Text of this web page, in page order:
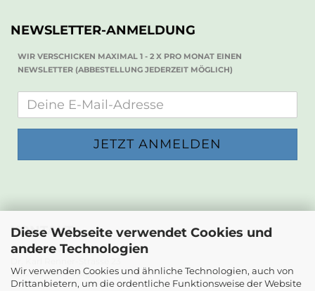
Diese Webseite verwendet Cookies und
andere Technologien
Wir verwenden Cookies und ähnliche Technologien, auch von
Drittanbietern, um die ordentliche Funktionsweise der Website
NEWSLETTER-ANMELDUNG
WIR VERSCHICKEN MAXIMAL 1 - 2 X PRO MONAT EINEN
NEWSLETTER (ABBESTELLUNG JEDERZEIT MÖGLICH)
KONTAKT
Die Papierwerkstatt
2232 Deutsch-Wagram